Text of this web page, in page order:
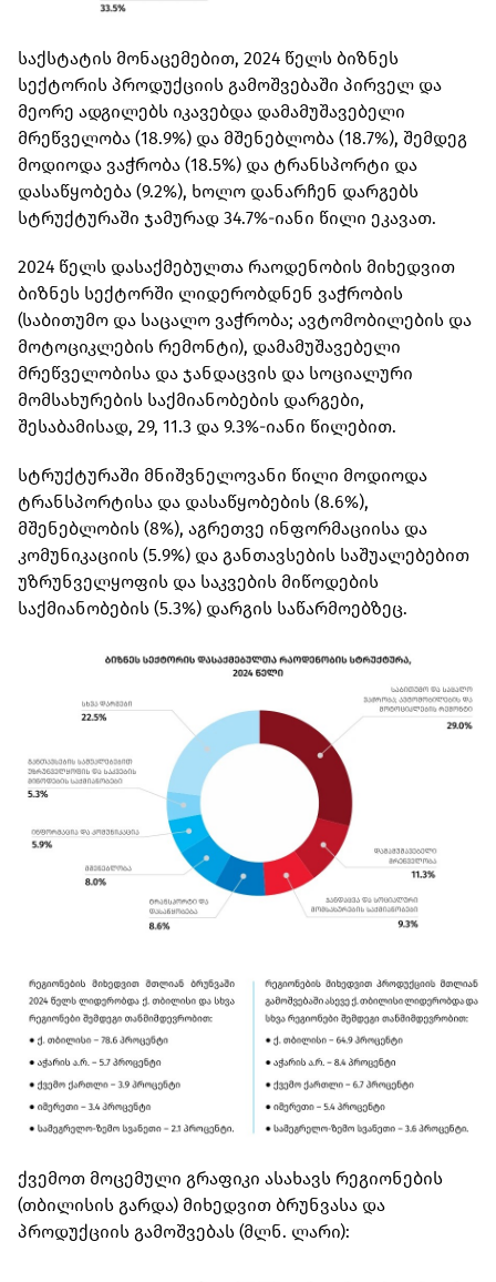
საქსტატის მონაცემებით, 2024 წელს ბიზნეს
სექტორის პროდუქციის გამოშვებაში პირველ და
მეორე ადგილებს იკავებდა დამამუშავებელი
მრეწველობა (18.9%) და მშენებლობა (18.7%), შემდეგ
მოდიოდა ვაჭრობა (18.5%) და ტრანსპორტი და
დასაწყობება (9.2%), ხოლო დანარჩენ დარგებს
სტრუქტურაში ჯამურად 34.7%-იანი წილი ეკავათ.
2024 წელს დასაქმებულთა რაოდენობის მიხედვით
ბიზნეს სექტორში ლიდერობდნენ ვაჭრობის
(საბითუმო და საცალო ვაჭრობა; ავტომობილების და
მოტოციკლების რემონტი), დამამუშავებელი
მრეწველობისა და ჯანდაცვის და სოციალური
მომსახურების საქმიანობების დარგები,
შესაბამისად, 29, 11.3 და 9.3%-იანი წილებით.
სტრუქტურაში მნიშვნელოვანი წილი მოდიოდა
ტრანსპორტისა და დასაწყობების (8.6%),
მშენებლობის (8%), აგრეთვე ინფორმაციისა და
კომუნიკაციის (5.9%) და განთავსების საშუალებებით
უზრუნველყოფის და საკვების მიწოდების
საქმიანობების (5.3%) დარგის საწარმოებზეც.
ქვემოთ მოცემული გრაფიკი ასახავს რეგიონების
(თბილისის გარდა) მიხედვით ბრუნვასა და
პროდუქციის გამოშვებას (მლნ. ლარი):